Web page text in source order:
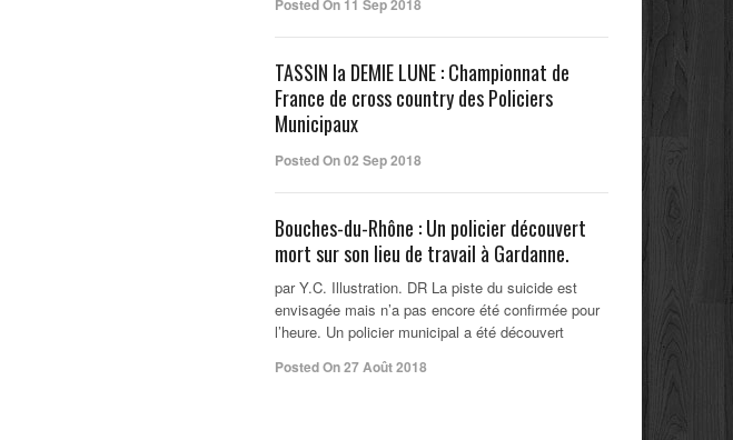
Posted On 11 Sep 2018
TASSIN la DEMIE LUNE : Championnat de
France de cross country des Policiers
Municipaux
Posted On 02 Sep 2018
Bouches-du-Rhône : Un policier découvert
mort sur son lieu de travail à Gardanne.
par Y.C. Illustration. DR La piste du suicide est
envisagée mais n’a pas encore été confirmée pour
l’heure. Un policier municipal a été découvert
Posted On 27 Août 2018